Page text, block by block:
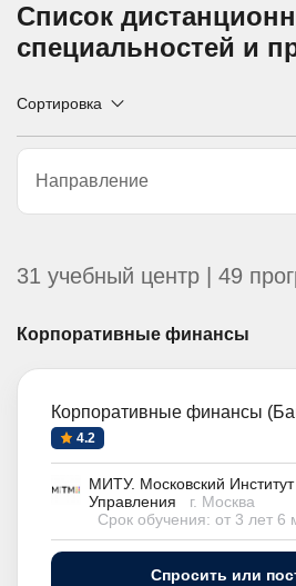
Список
специальностей и
Направление
Сортировка
31 учебный центр | 49
Корпоративные финансы
Корпоративные финансы
4.2
МИТУ. Московский
Управления
г. Москва
Срок обучения: от 3 лет 6
Спросить или